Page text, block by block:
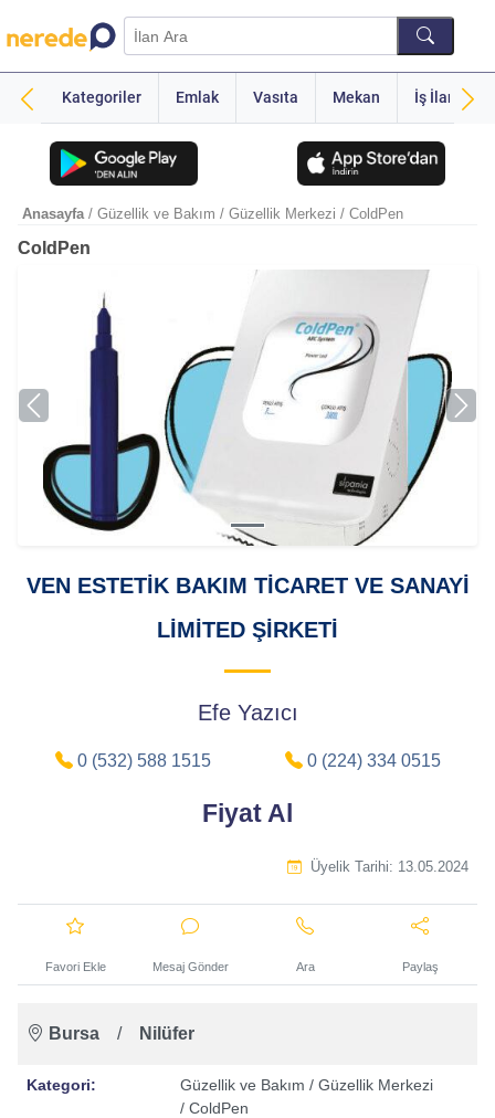
Kategoriler Emlak Vasıta Mekan İş İlanı
Anasayfa / Güzellik ve Bakım / Güzellik Merkezi / ColdPen
ColdPen
VEN ESTETİK BAKIM TİCARET VE SANAYİ
LİMİTED ŞİRKETİ
Efe Yazıcı
0 (532) 588 1515 0 (224) 334 0515
Fiyat Al
Üyelik Tarihi: 13.05.2024
Favori Ekle Mesaj Gönder Ara Paylaş
Bursa / Nilüfer
Kategori: Güzellik ve Bakım / Güzellik Merkezi
/ ColdPen